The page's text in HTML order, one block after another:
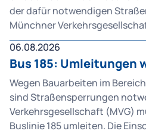
der dafür notwendigen
Münchner
umleiten. Die
August, bis voraussichtlich
06.08.2026
Bus 185: Umleitungen
Wegen Bauarbeiten im
sind Straßensperrungen
Verkehrsgesellschaft (MVG)
Buslinie 185 umleiten. Die